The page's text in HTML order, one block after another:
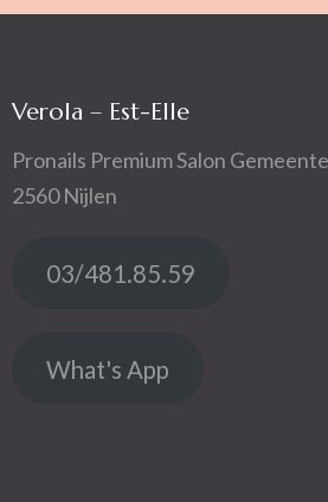
Verola – Est-Elle
Pronails Premium Salon
2560 Nijlen
03/481.85.59
What's App